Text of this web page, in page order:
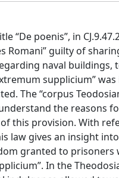
“De poenis”, in
Romani” guilty of
naval buildings,
supplicium”
The “corpus
the reasons
this provision. With
law gives an insight
granted to prisoners
In the